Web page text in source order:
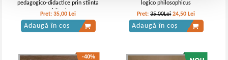
pedagogico-didactice prin stiinta
spirituala
Pret:35,00 Lei
Adaugă în coș
logico philosophicus
Pret:35,00Lei 24,50 Lei
Adaugă în coș
-40%